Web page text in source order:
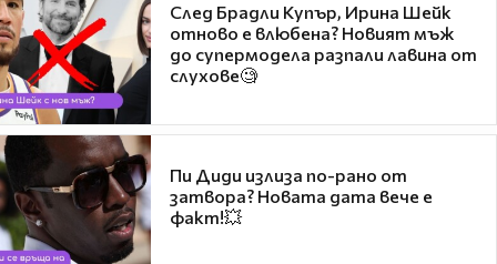
След Брадли Купър, Ирина Шейк
отново е влюбена? Новият мъж
до супермодела разпали лавина от
слухове🧐
Пи Диди излиза по-рано от
затвора? Новата дата вече е
факт!💥